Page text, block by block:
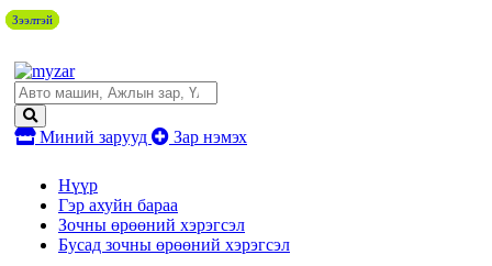
Миний зарууд Зар нэмэх
Нүүр
Гэр ахуйн бараа
Зочны өрөөний хэрэгсэл
Бусад зочны өрөөний хэрэгсэл
Зээлтэй
Зээлтэй
Зээлтэй